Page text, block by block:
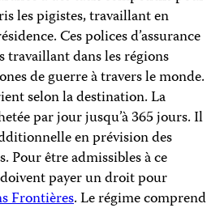
les pigistes, travaillant en
Ces polices d’assurance
travaillant dans les régions
de guerre à travers le monde.
selon la destination. La
par jour jusqu’à 365 jours. Il
en prévision des
Pour être admissibles à ce
payer un droit pour
Frontières. Le régime comprend